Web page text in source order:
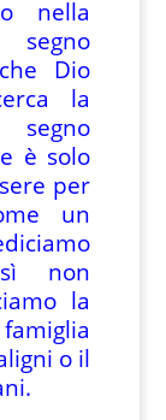
nella
Dio
la
è solo
per
un
non
la
o il